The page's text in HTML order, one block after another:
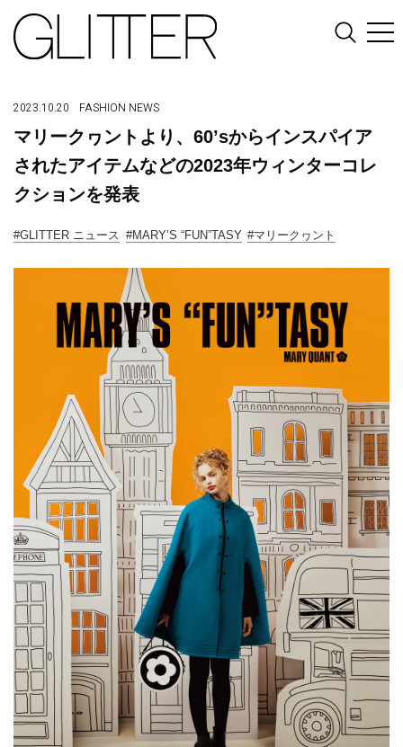
2023.10.20 FASHION NEWS
マリークヮントより、60’sからインスパイア
されたアイテムなどの2023年ウィンターコレ
クションを発表
#GLITTER ニュース #MARY’S “FUN”TASY #マリークヮント